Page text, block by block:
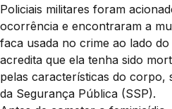
Policiais militares foram
ocorrência e encontraram a
faca usada no crime ao lado
acredita que ela tenha sido
pelas características do corpo,
da Segurança Pública (SSP).